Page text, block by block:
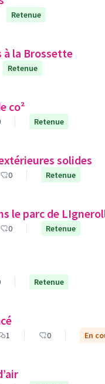
Retenue
à la Brossette
Retenue
co²
Retenue
solides
0 Retenue
le parc de
0 Retenue
Retenue
1 0 En